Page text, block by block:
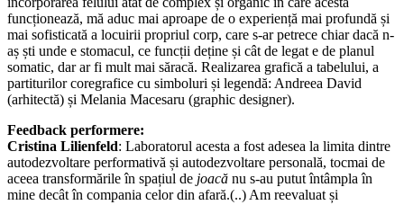
funcționează, mă aduc mai aproape de o experiență mai profundă și
mai sofisticată a locuirii propriul corp, care s-ar petrece chiar dacă n-
aș ști unde e stomacul, ce funcții deține și cât de legat e de planul
somatic, dar ar fi mult mai săracă. Realizarea grafică a tabelului, a
partiturilor coregrafice cu simboluri și legendă: Andreea David
(arhitectă) și Melania Macesaru (graphic designer).
Feedback performere:
Cristina Lilienfeld: Laboratorul acesta a fost adesea la limita dintre
autodezvoltare performativă și autodezvoltare personală, tocmai de
aceea transformările în spațiul de joacă nu s-au putut întâmpla în
mine decât în compania celor din afară.(..) Am reevaluat și